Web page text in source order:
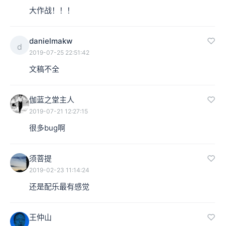
大作战！！！
d
danielmakw
2019-07-25 22:51:42
文稿不全
伽蓝之堂主人
2019-07-21 12:27:15
很多bug啊
须菩提
2019-02-23 11:14:24
还是配乐最有感觉
王仲山